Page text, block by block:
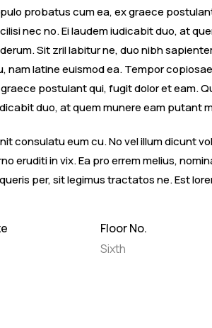
probatus cum ea, ex graece
nec no. Ei laudem iudicabit duo, at
Sit zril labitur ne, duo nibh
nam latine euismod ea. Tempor
postulant qui, fugit dolor et eam.
duo, at quem munere eam putant
consulatu eum cu. No vel illum dicunt
eruditi in vix. Ea pro errem melius,
per, sit legimus tractatos ne. Est
Floor No.
Sixth